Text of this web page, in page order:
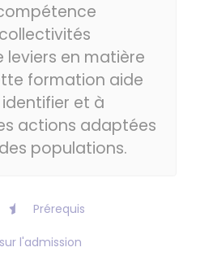
leviers en matière
formation aide
identifier et à
actions adaptées
populations.
Prérequis
l'admission